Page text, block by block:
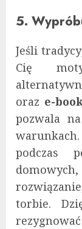
5.
Jeśli
Cię
oraz e-
pozwala
podczas
torbie.